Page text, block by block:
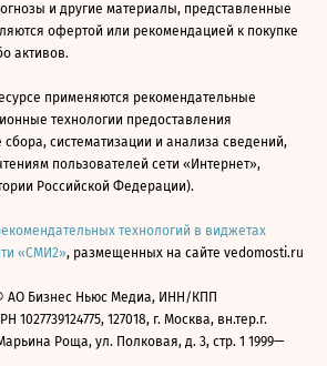
и другие материалы, представленные
офертой или рекомендацией к покупке
активов.
применяются рекомендательные
технологии предоставления
систематизации и анализа сведений,
пользователей сети «Интернет»,
Российской Федерации).
технологий в виджетах
«СМИ2», размещенных на сайте vedomosti.ru
АО Бизнес Ньюс Медиа, ИНН/КПП
1027739124775, 127018, г. Москва, вн.тер.г.
Роща, ул. Полковая, д. 3, стр. 1 1999—